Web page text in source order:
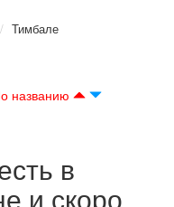
Тимбале
названию
в
и скоро